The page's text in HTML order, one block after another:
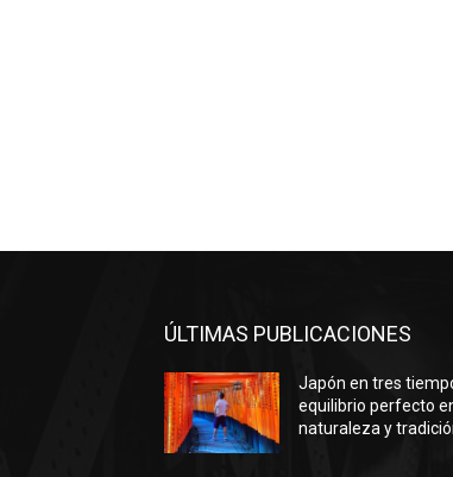
ÚLTIMAS PUBLICACIONES
Japón en tres
equilibrio perfecto
naturaleza y